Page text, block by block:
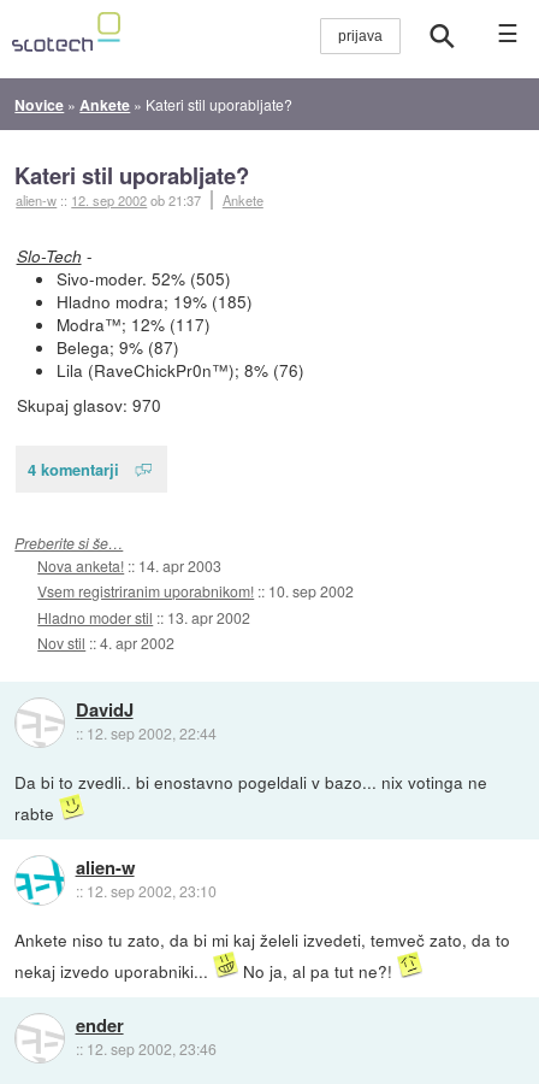
☰
Novice » Ankete » Kateri stil uporabljate?
Kateri stil uporabljate?
alien-w :: 12. sep 2002ob 21:37 Ankete
Slo-Tech -
Sivo-moder. 52% (505)
Hladno modra; 19% (185)
Modra™; 12% (117)
Belega; 9% (87)
Lila (RaveChickPr0n™); 8% (76)
Skupaj glasov: 970
4 komentarji
Preberite si še…
Nova anketa! :: 14. apr 2003
Vsem registriranim uporabnikom! :: 10. sep 2002
Hladno moder stil :: 13. apr 2002
Nov stil ::4. apr 2002
DavidJ
:: 12. sep 2002, 22:44
Da bi to zvedli.. bi enostavno pogeldali v bazo... nix votinga ne
rabte
alien-w
:: 12. sep 2002, 23:10
Ankete niso tu zato, da bi mi kaj želeli izvedeti, temveč zato, da to
nekaj izvedo uporabniki...
No ja, al pa tut ne?!
ender
:: 12. sep 2002, 23:46